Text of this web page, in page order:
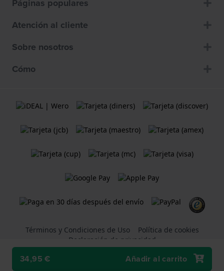
34,95 € Añadir al carrito
Páginas populares
Atención al cliente
Sobre nosotros
Cómo
Términos y Condiciones de Uso
Política de cookies
Declaración de privacidad
Una tienda web Holland Watch Group B.V.